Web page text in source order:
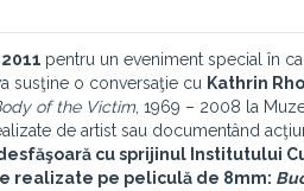
pentru un eveniment special în
susţine o conversaţie cu Kathrin
of the Victim, 1969 – 2008 la
de artist sau documentând
cu sprijinul Institutului
realizate pe peliculă de 8mm: